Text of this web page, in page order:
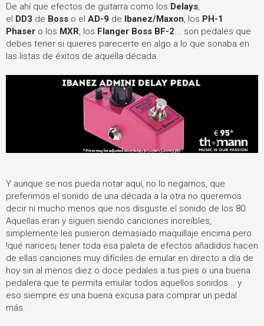
De ahí que efectos de guitarra como los Delays,
el DD3 de Boss o el AD-9 de Ibanez/Maxon, los PH-1
Phaser o los MXR, los Flanger Boss BF-2... son pedales que
debes tener si quieres parecerte en algo a lo que sonaba en
las listas de éxitos de aquella década.
Y aunque se nos pueda notar aquí, no lo negamos, que
preferimos el sonido de una década a la otra no queremos
decir ni mucho menos que nos disguste el sonido de los 80.
Aquellas eran y siguen siendo canciones increíbles,
simplemente les pusieron demasiado maquillaje encima pero
!qué narices¡ tener toda esa paleta de efectos añadidos hacen
de ellas canciones muy difíciles de emular en directo a día de
hoy sin al menos diez o doce pedales a tus pies o una buena
pedalera que te permita emular todos aquellos sonidos... y
eso siempre es una buena excusa para comprar un pedal
más.